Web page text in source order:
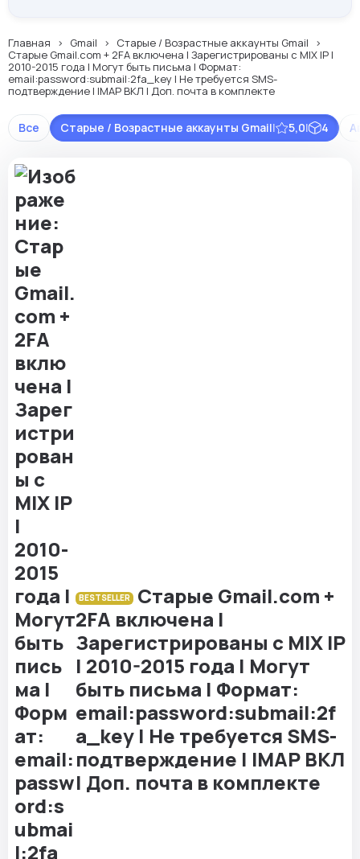
Главная Gmail
Старые / Возрастные аккаунты Gmail
Старые Gmail.com + 2FA включена | Зарегистрированы с MIX IP |
2010-2015 года | Могут быть письма | Формат:
email:password:submail:2fa_key | Не требуется SMS-
подтверждение | IMAP ВКЛ | Доп. почта в комплекте
Все Старые / Возрастные аккаунты Gmail| 5,0| 4
BESTSELLER
Старые Gmail.com +
2FA включена |
Зарегистрированы с MIX IP
| 2010-2015 года | Могут
быть письма | Формат:
email:password:submail:2f
a_key | Не требуется SMS-
подтверждение | IMAP ВКЛ
| Доп. почта в комплекте